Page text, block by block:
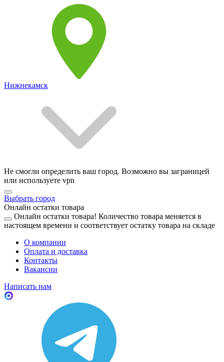
Нижнекамск
Не смогли определить ваш город. Возможно вы заграницей
или используете vpn
Выбрать город
Онлайн остатки товара
Онлайн остатки товара! Количество товара меняется в
настоящем времени и соответствует остатку товара на складе
О компании
Оплата и доставка
Контакты
Вакансии
Написать нам